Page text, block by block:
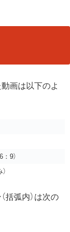
画は以下のよ
9）
括弧内）は次の